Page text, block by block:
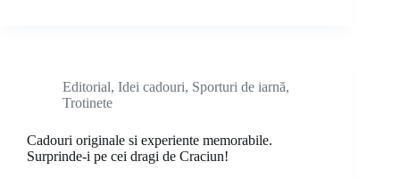
Editorial, Idei cadouri, Sporturi de iarnă,
Trotinete
Cadouri originale si experiente memorabile.
Surprinde-i pe cei dragi de Craciun!